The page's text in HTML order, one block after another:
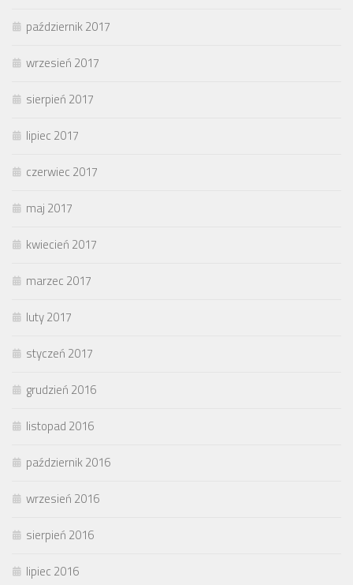
październik 2017
wrzesień 2017
sierpień 2017
lipiec 2017
czerwiec 2017
maj 2017
kwiecień 2017
marzec 2017
luty 2017
styczeń 2017
grudzień 2016
listopad 2016
październik 2016
wrzesień 2016
sierpień 2016
lipiec 2016